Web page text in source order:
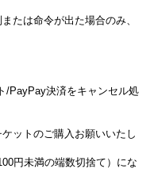
たは命令が出た場合のみ、
/PayPay決済をキャンセル処
ケットのご購入お願いいたし
円未満の端数切捨て）にな